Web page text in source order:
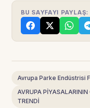
BU SAYFAYI PAYLAŞ:
Avrupa Parke Endüstrisi
AVRUPA
TRENDİ